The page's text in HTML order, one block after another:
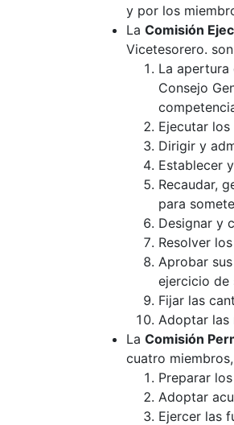
y por los
La Comisión
Vicetesorero.
La
Consejo
Ejecutar
Dirigir y
Establecer
Recaudar,
para
Designar y
Resolver
Aprobar
ejercicio de
Fijar las
Adoptar las
La Comisión
cuatro
Preparar
Adoptar
Ejercer las